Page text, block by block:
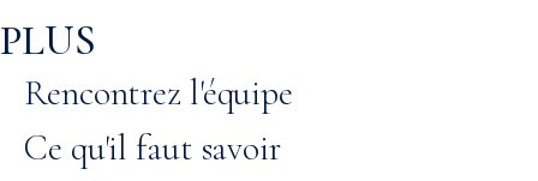
PLUS
Rencontrez l'équipe
Ce qu'il faut savoir